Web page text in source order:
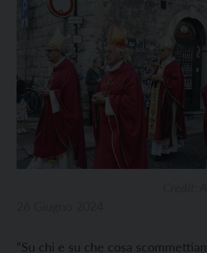
“Su chi e su che cosa